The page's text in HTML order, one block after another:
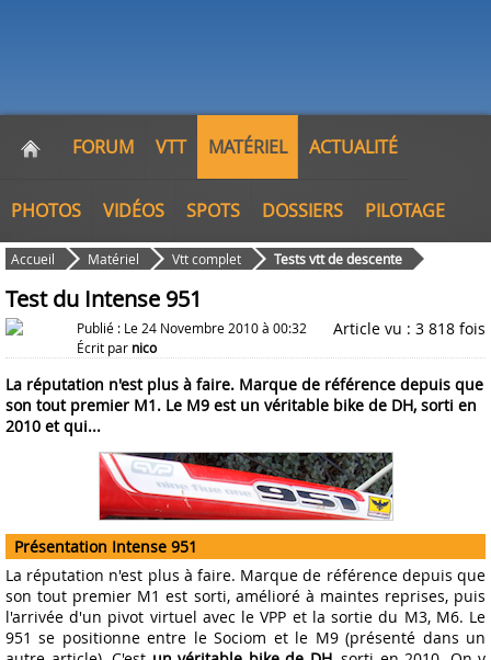
FORUM VTT MATÉRIEL ACTUALITÉ
PHOTOS VIDÉOS SPOTS DOSSIERS PILOTAGE
Accueil Matériel Vtt complet Tests vtt de descente
Test du Intense 951
Publié : Le 24 Novembre 2010 à 00:32
Écrit par nico
Article vu : 3 818 fois
La réputation n'est plus à faire. Marque de référence depuis que
son tout premier M1. Le M9 est un véritable bike de DH, sorti en
2010 et qui...
Présentation Intense 951
La réputation n'est plus à faire. Marque de référence depuis que
son tout premier M1 est sorti, amélioré à maintes reprises, puis
l'arrivée d'un pivot virtuel avec le VPP et la sortie du M3, M6. Le
951 se positionne entre le Sociom et le M9 (présenté dans un